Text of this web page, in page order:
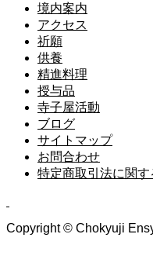
境内案内
アクセス
祈願
供養
精進料理
授与品
寺子屋活動
ブログ
サイトマップ
お問合わせ
特定商取引法に関す
Copyright © Chokyuji